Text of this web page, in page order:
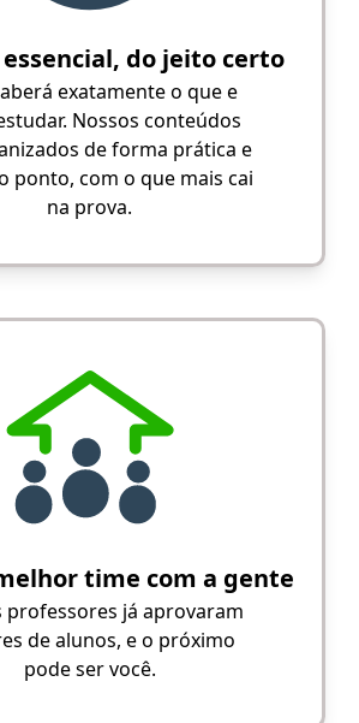
essencial, do jeito certo
exatamente o que e
Nossos conteúdos
de forma prática e
ponto, com o que mais cai
na prova.
time com a gente
professores já aprovaram
de alunos, e o próximo
pode ser você.